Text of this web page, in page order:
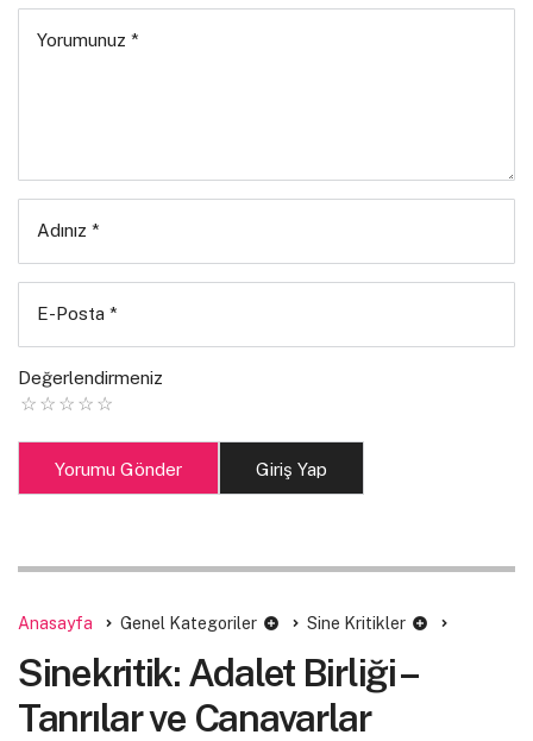
Yorumunuz *
Adınız *
E-Posta *
Değerlendirmeniz
Yorumu Gönder Giriş Yap
Anasayfa Genel Kategoriler Sine Kritikler
Sinekritik: Adalet Birliği –
Tanrılar ve Canavarlar